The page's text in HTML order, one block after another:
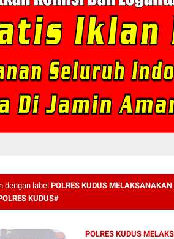
dengan label POLRES KUDUS
KUDUS#
POLRES KUDUS